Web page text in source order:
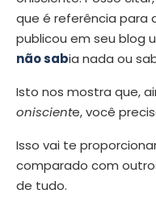
que é referência para
publicou em seu blog
não sabia nada ou
Isto nos mostra que,
onisciente, você
Isso vai te
comparado com
de tudo.